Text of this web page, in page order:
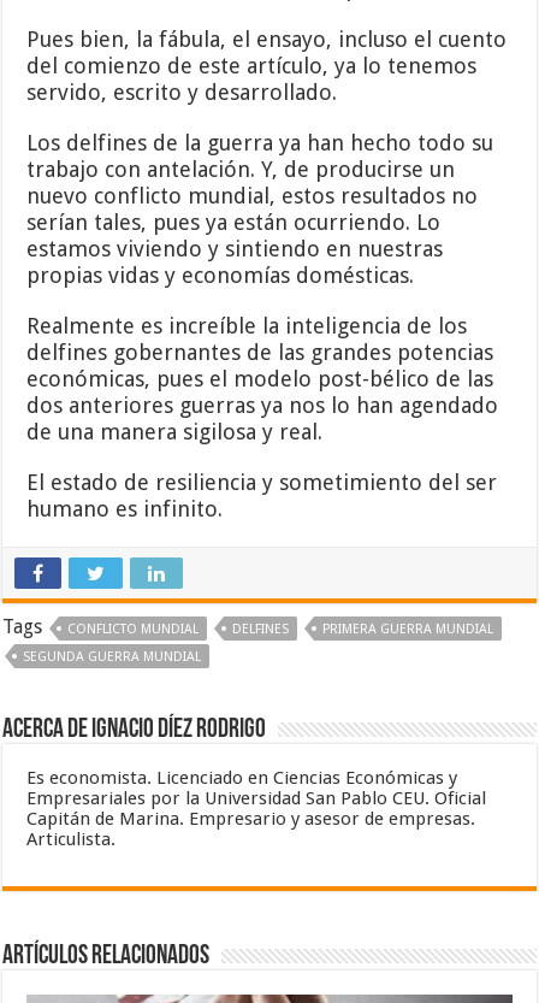
Pues bien, la fábula, el ensayo, incluso el cuento
del comienzo de este artículo, ya lo tenemos
servido, escrito y desarrollado.
Los delfines de la guerra ya han hecho todo su
trabajo con antelación. Y, de producirse un
nuevo conflicto mundial, estos resultados no
serían tales, pues ya están ocurriendo. Lo
estamos viviendo y sintiendo en nuestras
propias vidas y economías domésticas.
Realmente es increíble la inteligencia de los
delfines gobernantes de las grandes potencias
económicas, pues el modelo post-bélico de las
dos anteriores guerras ya nos lo han agendado
de una manera sigilosa y real.
El estado de resiliencia y sometimiento del ser
humano es infinito.
Tags CONFLICTO MUNDIAL DELFINES
PRIMERA GUERRA MUNDIAL
SEGUNDA GUERRA MUNDIAL
Acerca de Ignacio Díez Rodrigo
Es economista. Licenciado en Ciencias Económicas y
Empresariales por la Universidad San Pablo CEU. Oficial
Capitán de Marina. Empresario y asesor de empresas.
Articulista.
Artículos relacionados